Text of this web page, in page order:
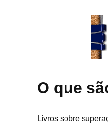
O que
Livros sobre